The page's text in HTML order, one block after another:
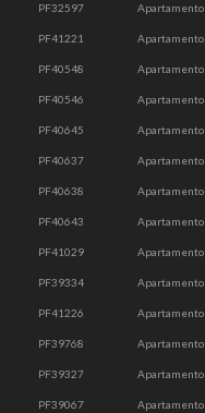
PF32597 Apartamento
PF41221 Apartamento
PF40548 Apartamento
PF40546 Apartamento
PF40645 Apartamento
PF40637 Apartamento
PF40638 Apartamento
PF40643 Apartamento
PF41029 Apartamento
PF39334 Apartamento
PF41226 Apartamento
PF39768 Apartamento
PF39327 Apartamento
PF39067 Apartamento